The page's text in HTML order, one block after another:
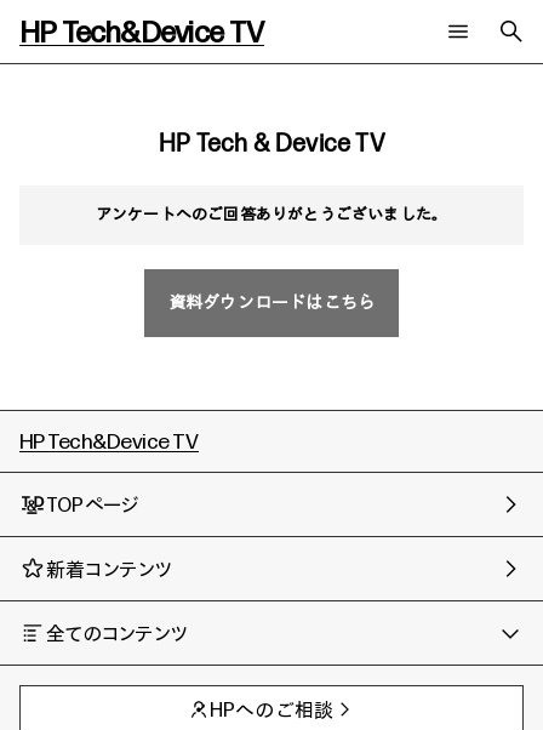
HP Tech&Device TV
AIの進化と活用事例
サイバーセキュリティ
事例
AI PC
AIワークステーション
Poly
イベント・コラム
イベント・セミナー情報
コラム一覧
メールニュース会員登録
日本HP 公式Webサイト
HP Tech & Device TV
アンケートへのご回答ありがとうございました。
資料ダウンロードはこちら
HP Tech&Device TV
TOPページ
新着コンテンツ
全てのコンテンツ
AIの進化と活用事例
製品トレンド & レビュー
事例
イベントレポート
HPへのご相談